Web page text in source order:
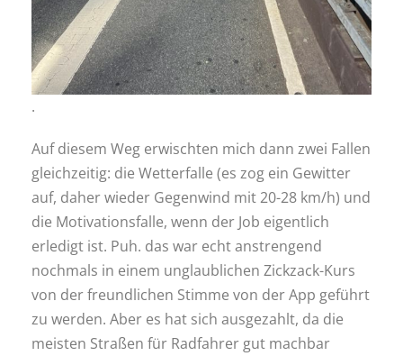
.
Auf diesem Weg erwischten mich dann zwei Fallen
gleichzeitig: die Wetterfalle (es zog ein Gewitter
auf, daher wieder Gegenwind mit 20-28 km/h) und
die Motivationsfalle, wenn der Job eigentlich
erledigt ist. Puh. das war echt anstrengend
nochmals in einem unglaublichen Zickzack-Kurs
von der freundlichen Stimme von der App geführt
zu werden. Aber es hat sich ausgezahlt, da die
meisten Straßen für Radfahrer gut machbar